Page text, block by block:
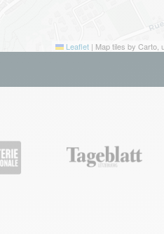
Leaflet | Map tiles by Carto,